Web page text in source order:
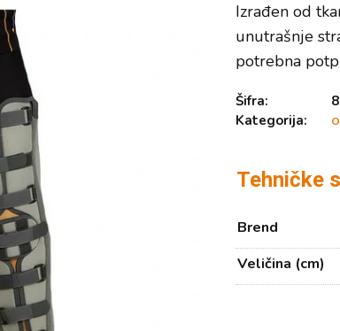
Izrađen od
unutrašnje
potrebna
Šifra:
Kategorija:
Tehničke
Brend
Veličina (cm)